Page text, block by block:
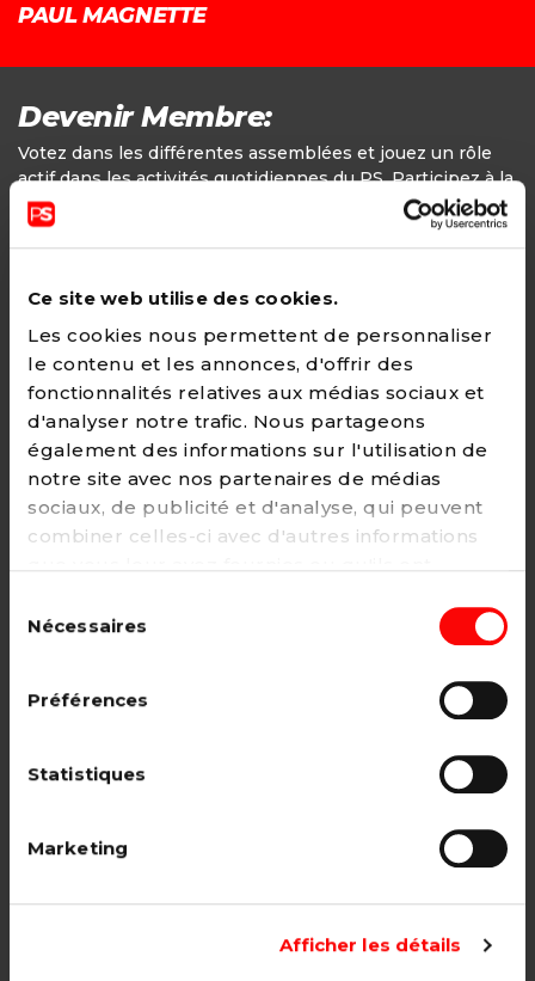
Ce site web utilise des cookies.
Les cookies nous permettent de personnaliser
le contenu et les annonces, d'offrir des
fonctionnalités relatives aux médias sociaux et
d'analyser notre trafic. Nous partageons
également des informations sur l'utilisation de
notre site avec nos partenaires de médias
sociaux, de publicité et d'analyse, qui peuvent
combiner celles-ci avec d'autres informations
services. Vous pouvez à tout moment modifier
politique
duNécessaires
Préférences
Statistiques
Marketing
Afficher les détails
PAUL MAGNETTE
Devenir Membre:
Votez dans les différentes assemblées et jouez un rôle
actif dans les activités quotidiennes du PS. Participez à la
définition des positions politiques.
24€ - Paiement annuel
CHOISIR →
Adhésion
2€ - Paiement mensuel
Adhésion étudiant, pensionné, en
Adhésion étudiant, pensionné, en